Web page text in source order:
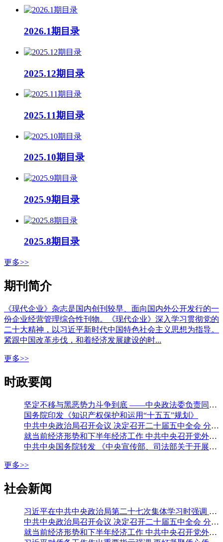
2026.1期目录
2025.12期目录
2025.11期目录
2025.10期目录
2025.9期目录
2025.8期目录
更多>>
期刊简介
《现代企业》杂志是国内创刊较早、面向国内外公开发行的一
份企业经营管理综合性刊物。《现代企业》深入学习贯彻党的
二十大精神，以习近平新时代中国特色社会主义思想为指导。
紧跟中国改革步伐，和着经济发展建设的时...
更多>>
时政要闻
坚定不移与黑恶势力斗争到底 ——中央政法委负责同志就开展深化扫黑除恶专项斗争有关问题答记者问
国务院印发《知识产权保护和运用“十五五”规划》
中共中央政治局召开会议 决定召开二十届五中全会 分析研究当前经济形势和经济工作 中共中央总书记习近平主持会议
就当前经济形势和下半年经济工作 中共中央召开党外人士座谈会 习近平主持并发表重要讲话 李强通报有关情况 王沪宁蔡奇丁薛祥出席
中共中央国务院转发 《中央宣传部、司法部关于开展法治宣传教育的第九个五年规划（二〇二六—二〇三〇年）》
更多>>
社会新闻
习近平在中共中央政治局第二十七次集体学习时强调 强化政治引领 深化创新发展 高质量推进国防和军队现代化
中共中央政治局召开会议 决定召开二十届五中全会 分析研究当前经济形势和经济工作 中共中央总书记习近平主持会议
就当前经济形势和下半年经济工作 中共中央召开党外人士座谈会 习近平主持并发表重要讲话 李强通报有关情况 王沪宁蔡奇丁薛祥出席